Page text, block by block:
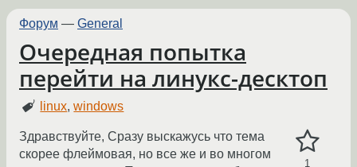
Форум — General
Очередная попытка
перейти на линукс-десктоп
linux,windows
1
Здравствуйте, Сразу выскажусь что тема
скорее флеймовая, но все же и во многом